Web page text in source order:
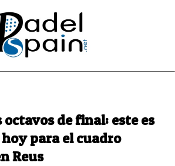
octavos de final: este es
para el cuadro
Reus